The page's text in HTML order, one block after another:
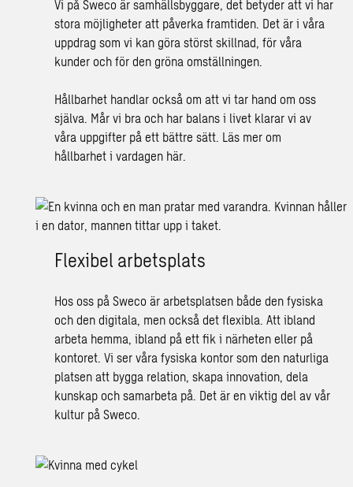
Vi på Sweco är samhällsbyggare, det betyder att vi har
stora möjligheter att påverka framtiden. Det är i våra
uppdrag som vi kan göra störst skillnad, för våra
kunder och för den gröna omställningen.
Hållbarhet handlar också om att vi tar hand om oss
själva. Mår vi bra och har balans i livet klarar vi av
våra uppgifter på ett bättre sätt. Läs mer om
hållbarhet i vardagen här.
Flexibel arbetsplats
Hos oss på Sweco är arbetsplatsen både den fysiska
och den digitala, men också det flexibla. Att ibland
arbeta hemma, ibland på ett fik i närheten eller på
kontoret. Vi ser våra fysiska kontor som den naturliga
platsen att bygga relation, skapa innovation, dela
kunskap och samarbeta på. Det är en viktig del av vår
kultur på Sweco.